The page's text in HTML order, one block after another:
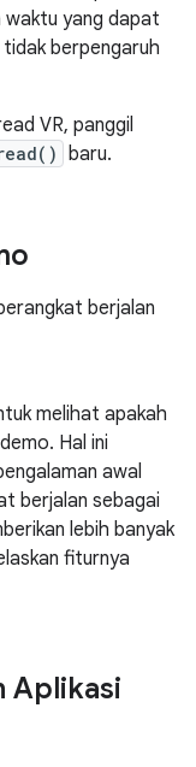
waktu yang dapat
berpengaruh
VR, panggil
baru.
berjalan
melihat apakah
Hal ini
awal
berjalan sebagai
lebih banyak
fiturnya
Aplikasi